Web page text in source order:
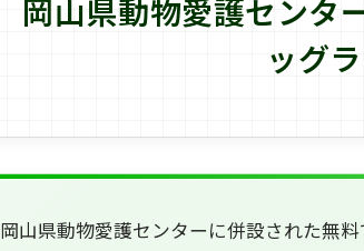
岡山県動物愛護センタ
ッグ
岡山県動物愛護センターに併設された無